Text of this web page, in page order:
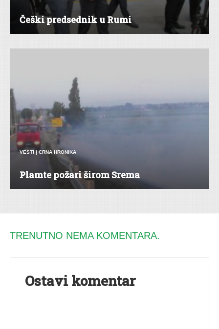
Češki predsednik u Rumi
VESTI|CRNA HRONIKA
Plamte požari širom Srema
TRENUTNO NEMA KOMENTARA.
Ostavi komentar